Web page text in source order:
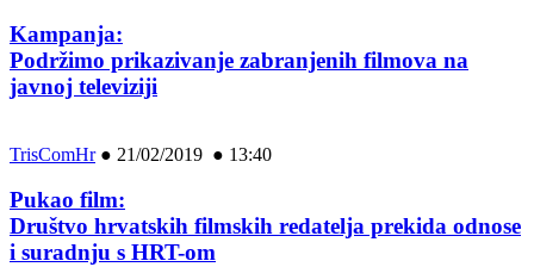
Kampanja:
Podržimo prikazivanje zabranjenih filmova na
javnoj televiziji
TrisComHr● 21/02/2019 ● 13:40
Pukao film:
Društvo hrvatskih filmskih redatelja prekida odnose
i suradnju s HRT-om